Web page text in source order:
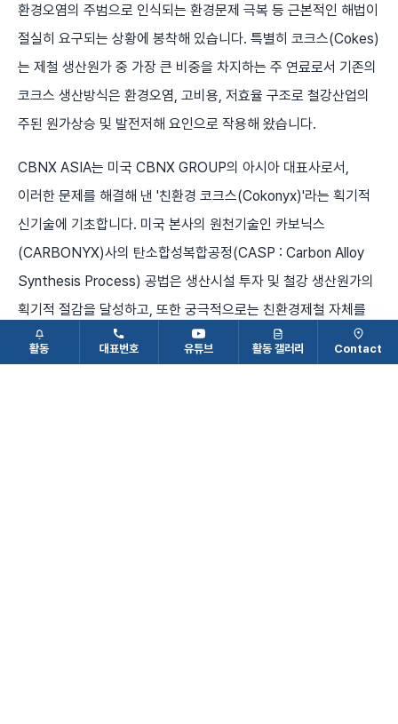
환경오염의 주범으로 인식되는 환경문제 극복 등 근본적인 해법이
절실히 요구되는 상황에 봉착해 있습니다. 특별히 코크스(Cokes)
는 제철 생산원가 중 가장 큰 비중을 차지하는 주 연료로서 기존의
코크스 생산방식은 환경오염, 고비용, 저효율 구조로 철강산업의
주된 원가상승 및 발전저해 요인으로 작용해 왔습니다.
CBNX ASIA는 미국 CBNX GROUP의 아시아 대표사로서,
이러한 문제를 해결해 낸 '친환경 코크스(Cokonyx)'라는 획기적
신기술에 기초합니다. 미국 본사의 원천기술인 카보닉스
(CARBONYX)사의 탄소합성복합공정(CASP : Carbon Alloy
Synthesis Process) 공법은 생산시설 투자 및 철강 생산원가의
획기적 절감을 달성하고, 또한 궁극적으로는 친환경제철 자체를
실현함으로써 인류와 지구 환경보존에 이바지하게 될 것입니다.
뿐만 아니라 사회적 가치를 실현하는 활발한 교육, 장학, 미래를
활동 대표번호 유튜브 활동 갤러리 Contact